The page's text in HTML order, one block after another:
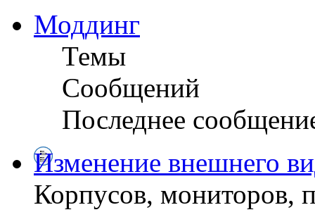
Моддинг
Темы
Сообщений
Последнее
Изменение внешнего
Корпусов, мониторов,